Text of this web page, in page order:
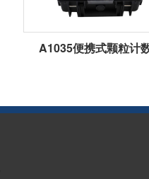
A1035便携式颗粒计